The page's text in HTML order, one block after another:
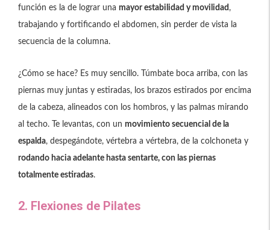
función es la de lograr una mayor estabilidad y movilidad ,
trabajando y fortificando el abdomen, sin perder de vista la
secuencia de la columna.
¿Cómo se hace? Es muy sencillo. Túmbate boca arriba, con las
piernas muy juntas y estiradas, los brazos estirados por encima
de la cabeza, alineados con los hombros, y las palmas mirando
al techo. Te levantas, con un movimiento secuencial de la
espalda, despegándote, vértebra a vértebra, de la colchoneta y
rodando hacia adelante hasta sentarte, con las piernas
totalmente estiradas.
2. Flexiones de Pilates